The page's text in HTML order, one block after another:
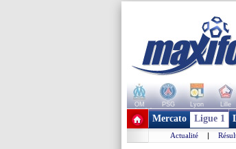
OM PSG Lyon Lille
+ de clubs
Mercato Ligue 1
Actualité |